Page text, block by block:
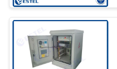
কারখানা